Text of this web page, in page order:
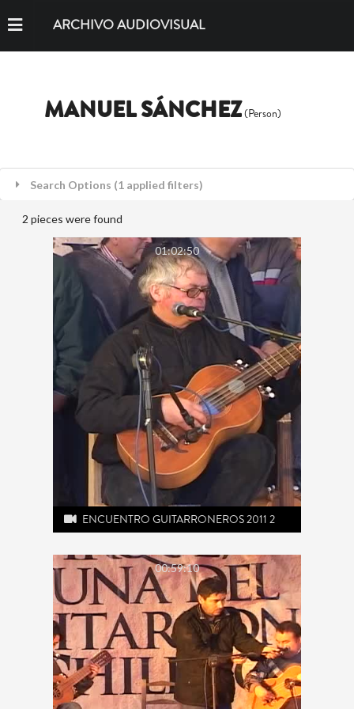
ARCHIVO AUDIOVISUAL
MANUEL SÁNCHEZ(Person)
Search Options (1 applied filters)
2 pieces were found
01:02:50
ENCUENTRO GUITARRONEROS 2011 2
00:59:10